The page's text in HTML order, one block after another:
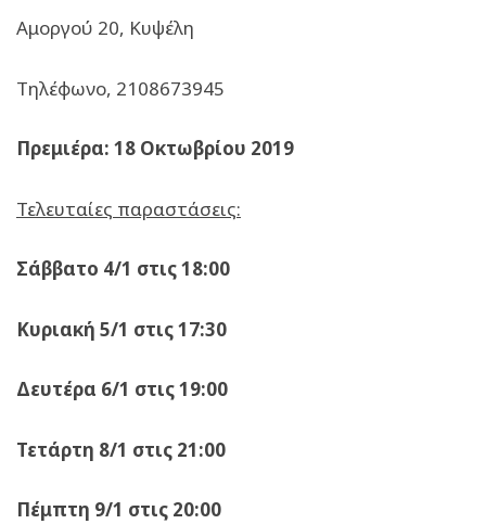
Αμοργού 20, Κυψέλη
Τηλέφωνο, 2108673945
Πρεμιέρα: 18 Οκτωβρίου 2019
Τελευταίες παραστάσεις:
Σάββατο 4/1 στις 18:00
Κυριακή 5/1 στις 17:30
Δευτέρα 6/1 στις 19:00
Τετάρτη 8/1 στις 21:00
Πέμπτη 9/1 στις 20:00